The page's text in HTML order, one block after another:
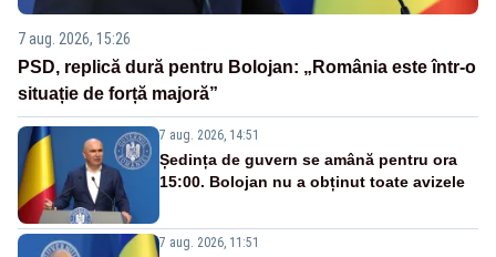
7 aug. 2026, 15:26
PSD, replică dură pentru Bolojan: „România este într-o
situație de forță majoră”
7 aug. 2026, 14:51
Ședința de guvern se amână pentru ora
15:00. Bolojan nu a obținut toate avizele
7 aug. 2026, 11:51